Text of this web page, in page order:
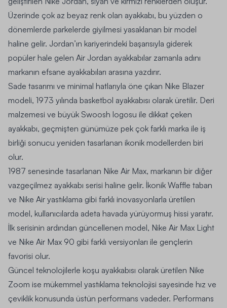
Üzerinde çok az beyaz renk olan ayakkabı, bu yüzden o
dönemlerde parkelerde giyilmesi yasaklanan bir model
haline gelir. Jordan’ın kariyerindeki başarısıyla giderek
popüler hale gelen Air Jordan ayakkabılar zamanla adını
markanın efsane ayakkabıları arasına yazdırır.
Sade tasarımı ve minimal hatlarıyla öne çıkan Nike Blazer
modeli, 1973 yılında basketbol ayakkabısı olarak üretilir. Deri
malzemesi ve büyük Swoosh logosu ile dikkat çeken
ayakkabı, geçmişten günümüze pek çok farklı marka ile iş
birliği sonucu yeniden tasarlanan ikonik modellerden biri
olur.
1987 senesinde tasarlanan Nike Air Max, markanın bir diğer
vazgeçilmez ayakkabı serisi haline gelir. İkonik Waffle taban
ve Nike Air yastıklama gibi farklı inovasyonlarla üretilen
model, kullanıcılarda adeta havada yürüyormuş hissi yaratır.
İlk serisinin ardından güncellenen model, Nike Air Max Light
ve Nike Air Max 90 gibi farklı versiyonları ile gençlerin
favorisi olur.
Güncel teknolojilerle koşu ayakkabısı olarak üretilen Nike
Zoom ise mükemmel yastıklama teknolojisi sayesinde hız ve
çeviklik konusunda üstün performans vadeder. Performans